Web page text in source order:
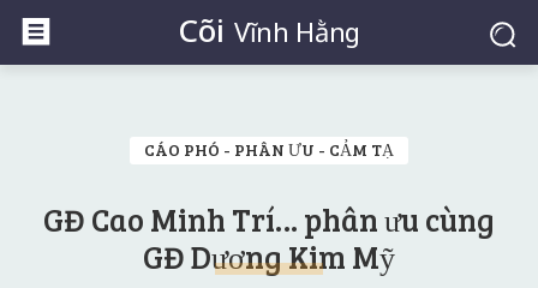
Cõi Vĩnh Hằng
CÁO PHÓ - PHÂN ƯU - CẢM TẠ
GĐ Cao Minh Trí… phân ưu cùng
GĐ Dương Kim Mỹ